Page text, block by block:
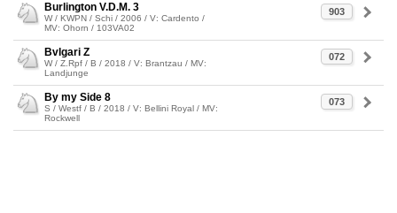
903
Burlington V.D.M. 3
W / KWPN / Schi / 2006 / V: Cardento /
MV: Ohorn / 103VA02
072
Bvlgari Z
W / Z.Rpf / B / 2018 / V: Brantzau / MV:
Landjunge
073
By my Side 8
S / Westf / B / 2018 / V: Bellini Royal / MV:
Rockwell